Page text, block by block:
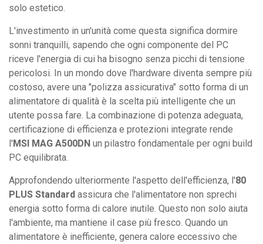
solo estetico.
L'investimento in un'unità come questa significa dormire
sonni tranquilli, sapendo che ogni componente del PC
riceve l'energia di cui ha bisogno senza picchi di tensione
pericolosi. In un mondo dove l'hardware diventa sempre più
costoso, avere una "polizza assicurativa" sotto forma di un
alimentatore di qualità è la scelta più intelligente che un
utente possa fare. La combinazione di potenza adeguata,
certificazione di efficienza e protezioni integrate rende
l'MSI MAG A500DN un pilastro fondamentale per ogni build
PC equilibrata.
Approfondendo ulteriormente l'aspetto dell'efficienza, l'80
PLUS Standard assicura che l'alimentatore non sprechi
energia sotto forma di calore inutile. Questo non solo aiuta
l'ambiente, ma mantiene il case più fresco. Quando un
alimentatore è inefficiente, genera calore eccessivo che